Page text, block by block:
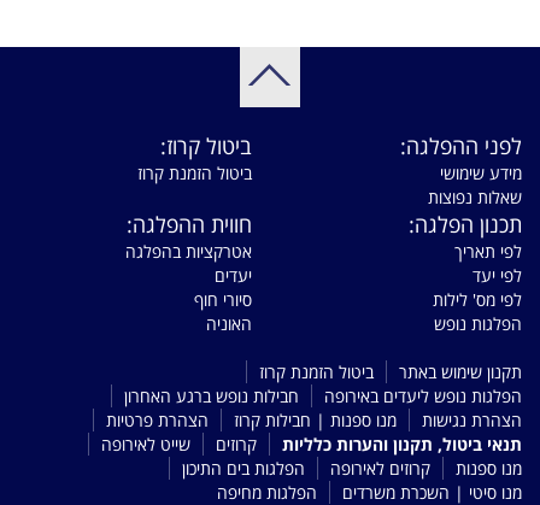
לפני ההפלגה:
מידע שימושי
שאלות נפוצות
ביטול קרוז:
ביטול הזמנת קרוז
תכנון הפלגה:
לפי תאריך
לפי יעד
לפי מס' לילות
הפלגות נופש
חווית ההפלגה:
אטרקציות בהפלגה
יעדים
סיורי חוף
האוניה
תקנון שימוש באתר
ביטול הזמנת קרוז
הפלגות נופש ליעדים באירופה
חבילות נופש ברגע האחרון
הצהרת נגישות
מנו ספנות | חבילות קרוז
הצהרת פרטיות
תנאי ביטול, תקנון והערות כלליות
קרוזים
שייט לאירופה
מנו ספנות
קרוזים לאירופה
הפלגות בים התיכון
מנו סיטי | השכרת משרדים
הפלגות מחיפה